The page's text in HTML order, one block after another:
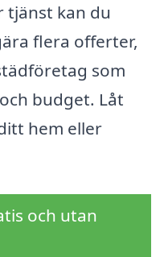
tjänst kan du
flera offerter,
som
budget. Låt
hem eller
och utan